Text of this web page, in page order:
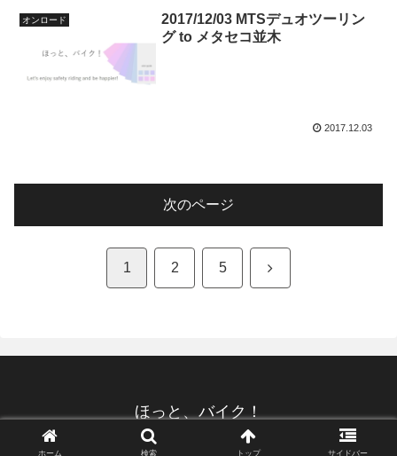
オンロード
2017/12/03 MTSデュオツーリン
グ to メタセコ並木
2017.12.03
次のページ
1 2 5 次
ほっと、バイク！
© 2007 ほっと、バイク！.
ホーム 検索 トップ サイドバー